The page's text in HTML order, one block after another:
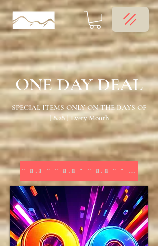
ONE DAY DEAL
SPECIAL ITEMS ONLY ON THE DAYS OF
[ 8,28 ] Every Mouth
“ 8.8 ” “ 8.8 ” “ 8.8 ” “ 8.8 ”